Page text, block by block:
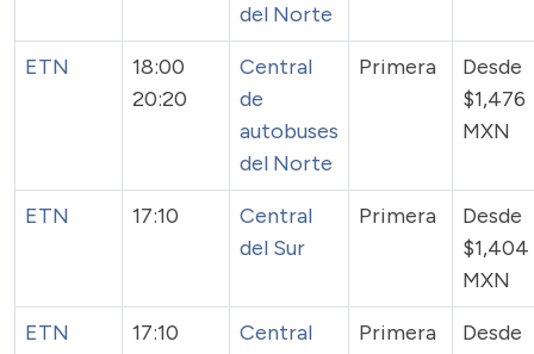
del Norte
ETN
18:00
20:20
Central
de
autobuses
del Norte
Primera
Desde
$1,476
MXN
ETN 17:10
Central
del Sur
Primera
Desde
$1,404
MXN
ETN
17:10
Central
Primera
Desde